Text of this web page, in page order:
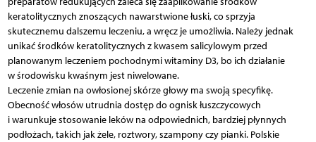
keratolitycznych znoszących nawarstwione łuski, co sprzyja
skutecznemu dalszemu leczeniu, a wręcz je umożliwia. Należy jednak
unikać środków keratolitycznych z kwasem salicylowym przed
planowanym leczeniem pochodnymi witaminy D3, bo ich działanie
w środowisku kwaśnym jest niwelowane.
Leczenie zmian na owłosionej skórze głowy ma swoją specyfikę.
Obecność włosów utrudnia dostęp do ognisk łuszczycowych
i warunkuje stosowanie leków na odpowiednich, bardziej płynnych
podłożach, takich jak żele, roztwory, szampony czy pianki. Polskie